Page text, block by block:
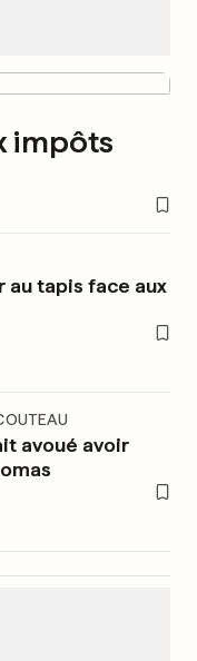
impôts
au tapis face aux
avoué avoir